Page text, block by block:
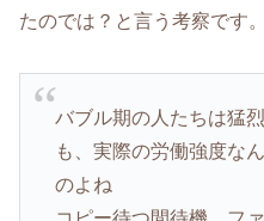
たのでは？と言う考察です。
バブル期の人たちは猛
も、実際の労働強度な
のよね